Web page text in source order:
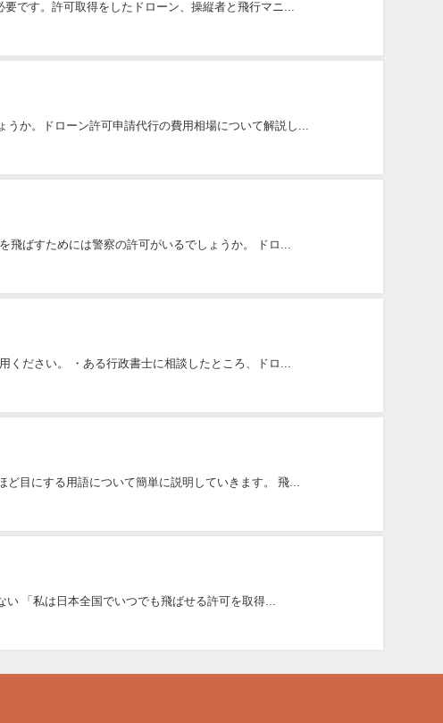
です。許可取得をしたドローン、操縦者と飛行マニ...
か。ドローン許可申請代行の費用相場について解説し...
飛ばすためには警察の許可がいるでしょうか。 ドロ...
ください。 ・ある行政書士に相談したところ、ドロ...
目にする用語について簡単に説明していきます。 飛...
「私は日本全国でいつでも飛ばせる許可を取得...